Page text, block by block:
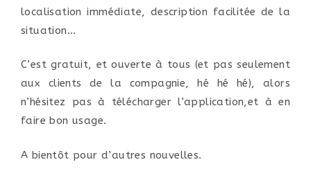
localisation immédiate, description facilitée de la
situation…
C’est gratuit, et ouverte à tous (et pas seulement
aux clients de la compagnie, hé hé hé), alors
n’hésitez pas à télécharger l’application,et à en
faire bon usage.
A bientôt pour d’autres nouvelles.